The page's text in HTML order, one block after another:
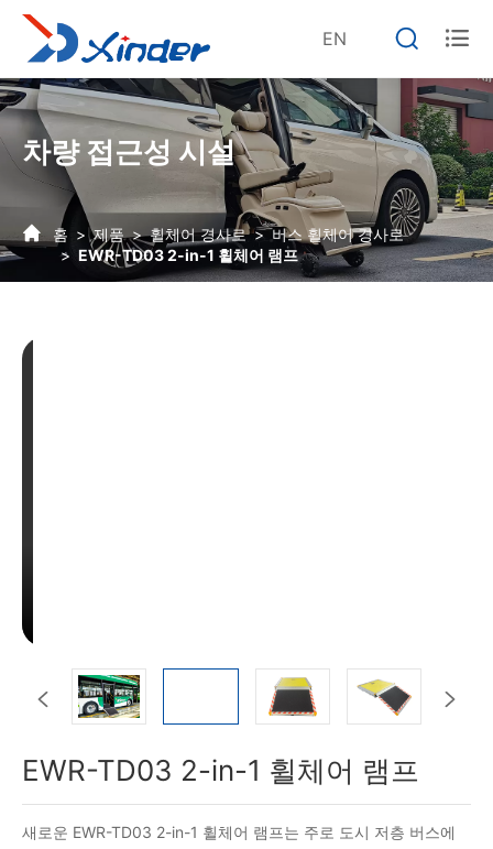
EN  
차량 접근성 시설
홈 제품 휠체어 경사로
버스 휠체어 경사로
EWR-TD03 2-in-1 휠체어 램프
 
EWR-TD03 2-in-1 휠체어 램프
새로운 EWR-TD03 2-in-1 휠체어 램프는 주로 도시 저층 버스에